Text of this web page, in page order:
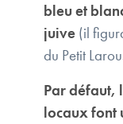
bleu et
juive (il
du Petit
Par défaut,
locaux font